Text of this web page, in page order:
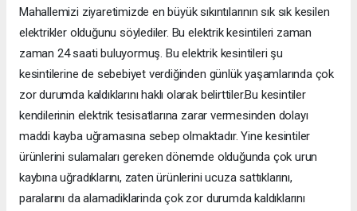
Mahallemizi ziyaretimizde en büyük sıkıntılarının sık sık kesilen
elektrikler olduğunu söylediler. Bu elektrik kesintileri zaman
zaman 24 saati buluyormuş. Bu elektrik kesintileri şu
kesintilerine de sebebiyet verdiğinden günlük yaşamlarında çok
zor durumda kaldıklarını haklı olarak belirttiler.Bu kesintiler
kendilerinin elektrik tesisatlarına zarar vermesinden dolayı
maddi kayba uğramasına sebep olmaktadır. Yine kesintiler
ürünlerini sulamaları gereken dönemde olduğunda çok urun
kaybına uğradıklarını, zaten ürünlerini ucuza sattıklarını,
paralarını da alamadiklarinda çok zor durumda kaldıklarını